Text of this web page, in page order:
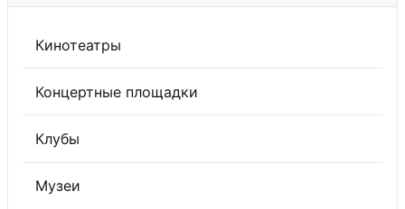
Кинотеатры
Концертные площадки
Клубы
Музеи